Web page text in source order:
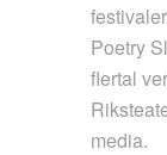
Poetry
flertal
media.